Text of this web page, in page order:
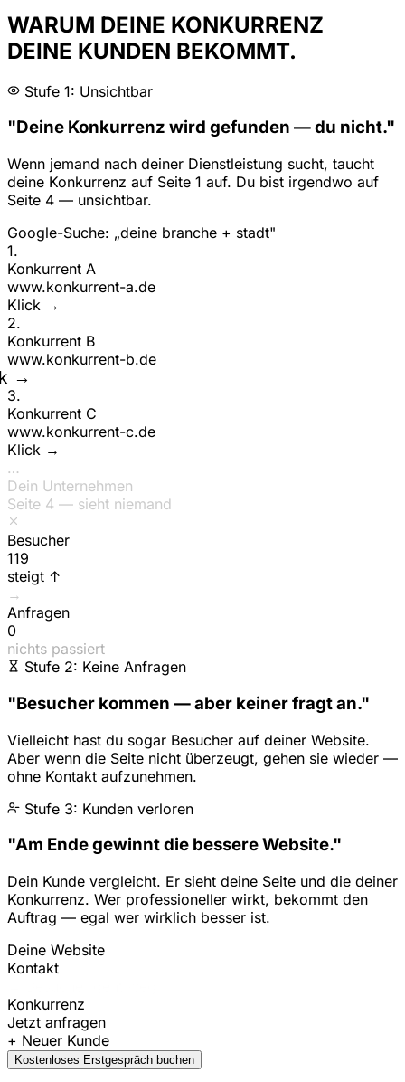
WARUM DEINE KONKURRENZ
DEINE KUNDEN BEKOMMT.
Stufe 1: Unsichtbar
"Deine Konkurrenz wird gefunden — du nicht."
Wenn jemand nach deiner Dienstleistung sucht, taucht
deine Konkurrenz auf Seite 1 auf. Du bist irgendwo auf
Seite 4 — unsichtbar.
Google-Suche: „deine branche + stadt"
1.
Konkurrent A
www.konkurrent-a.de
→
2.
Konkurrent B
www.konkurrent-b.de
Klick →
3.
Konkurrent C
www.konkurrent-c.de
→
…
Dein Unternehmen
Seite 4 — sieht niemand
Besucher
149
steigt ↑
→
Anfragen
0
nichts passiert
Stufe 2: Keine Anfragen
"Besucher kommen — aber keiner fragt an."
Vielleicht hast du sogar Besucher auf deiner Website.
Aber wenn die Seite nicht überzeugt, gehen sie wieder —
ohne Kontakt aufzunehmen.
Stufe 3: Kunden verloren
"Am Ende gewinnt die bessere Website."
Dein Kunde vergleicht. Er sieht deine Seite und die deiner
Konkurrenz. Wer professioneller wirkt, bekommt den
Auftrag — egal wer wirklich besser ist.
Deine Website
Kontakt
Konkurrenz
Jetzt anfragen
+ Neuer Kunde
Kostenloses Erstgespräch buchen